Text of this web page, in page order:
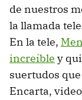
de nuestros
la llamada
En la tele,
increíble y
suertudos
Encarta,